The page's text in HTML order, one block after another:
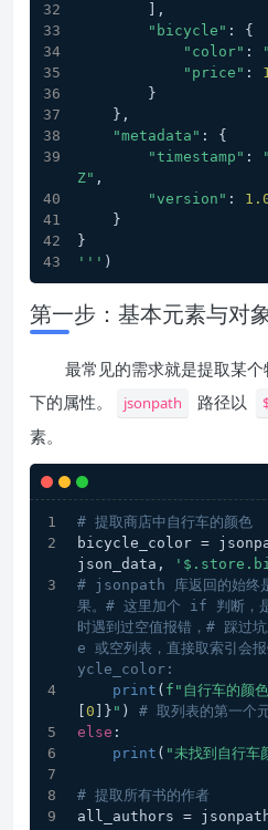
        ],
"bicycle" : {
"color" :
"price" :
        }
    },
"metadata" : {
"timestamp" :
Z" ,
"version" :
    }
}
''' )
第一步：基本元素与对
最常见的需求就是提取某
下的属性。
jsonpath 路径以
素。
# 提取商店中自行车的颜色
bicycle_color =
json_data,
# jsonpath 库返回的始终是
果。# 这里加个 if 判断，是
时遇到过空值报错，# 踩过
e 或空列表，直接取索引
ycle_color:
print ( f"自行车的颜
0 ]} " ) # 取列表的第一个
else :
print ( "未找到自行车
# 提取所有书的作者
all_authors =